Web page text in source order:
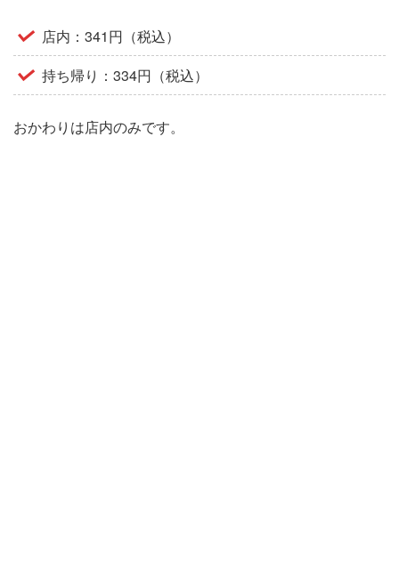
店内：341円（税込）
持ち帰り：334円（税込）
おかわりは店内のみです。